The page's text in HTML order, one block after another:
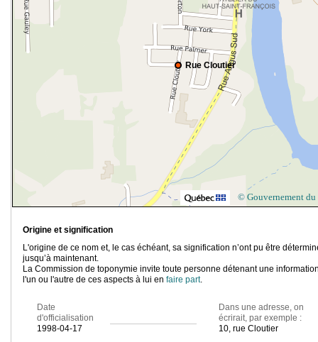
Rue Cloutier
© Gouvernement du
Origine et signification
L'origine de ce nom et, le cas échéant, sa signification n’ont pu être
jusqu’à maintenant.
La Commission de toponymie invite toute personne détenant une
l'un ou l'autre de ces aspects à lui en faire part.
Date
d'officialisation
1998-04-17
Dans une adresse, on
écrirait, par exemple :
10, rue Cloutier